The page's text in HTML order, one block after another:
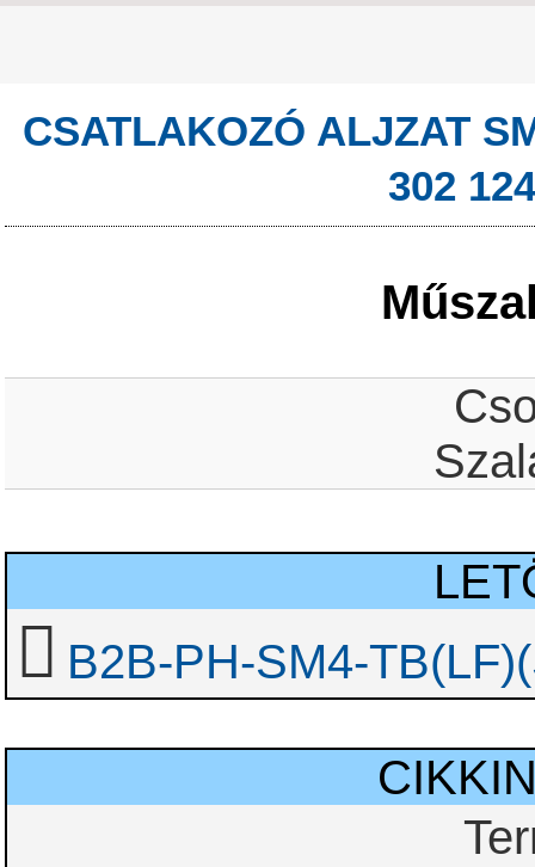
CSATLAKOZÓ ALJZAT
302
B2B-PH-SM4-